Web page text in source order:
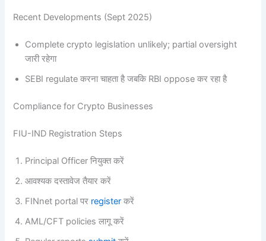
Recent Developments (Sept 2025)
Complete crypto legislation unlikely; partial oversight
जारी रहेगा
SEBI regulate करना चाहता है जबकि RBI oppose कर रहा है
Compliance for Crypto Businesses
FIU-IND Registration Steps
Principal Officer नियुक्त करें
आवश्यक दस्तावेज तैयार करें
FINnet portal पर registerकरें
AML/CFT policies लागू करें